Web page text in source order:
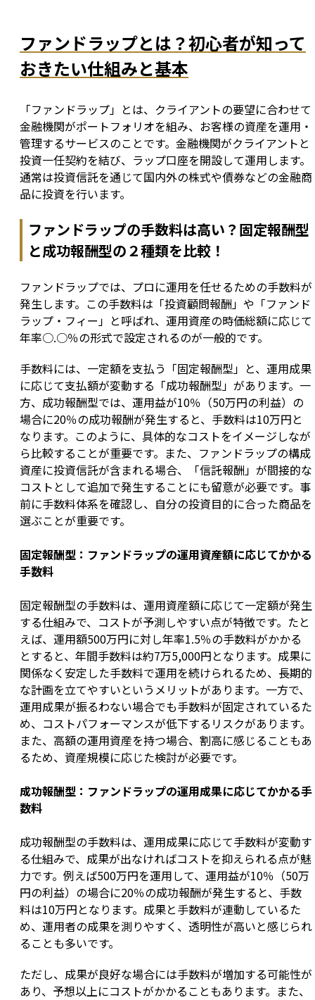
ファンドラップとは？初心者が知って
おきたい仕組みと基本
「ファンドラップ」とは、クライアントの要望に合わせて
金融機関がポートフォリオを組み、お客様の資産を運用・
管理するサービスのことです。金融機関がクライアントと
投資一任契約を結び、ラップ口座を開設して運用します。
通常は投資信託を通じて国内外の株式や債券などの金融商
品に投資を行います。
ファンドラップの手数料は高い？固定報酬型
と成功報酬型の２種類を比較！
ファンドラップでは、プロに運用を任せるための手数料が
発生します。この手数料は「投資顧問報酬」や「ファンド
ラップ・フィー」と呼ばれ、運用資産の時価総額に応じて
年率○.○％の形式で設定されるのが一般的です。
手数料には、一定額を支払う「固定報酬型」と、運用成果
に応じて支払額が変動する「成功報酬型」があります。一
方、成功報酬型では、運用益が10％（50万円の利益）の
場合に20％の成功報酬が発生すると、手数料は10万円と
なります。このように、具体的なコストをイメージしなが
ら比較することが重要です。また、ファンドラップの構成
資産に投資信託が含まれる場合、「信託報酬」が間接的な
コストとして追加で発生することにも留意が必要です。事
前に手数料体系を確認し、自分の投資目的に合った商品を
選ぶことが重要です。
固定報酬型：ファンドラップの運用資産額に応じてかかる
手数料
固定報酬型の手数料は、運用資産額に応じて一定額が発生
する仕組みで、コストが予測しやすい点が特徴です。たと
えば、運用額500万円に対し年率1.5％の手数料がかかる
とすると、年間手数料は約7万5,000円となります。成果に
関係なく安定した手数料で運用を続けられるため、長期的
な計画を立てやすいというメリットがあります。一方で、
運用成果が振るわない場合でも手数料が固定されているた
め、コストパフォーマンスが低下するリスクがあります。
また、高額の運用資産を持つ場合、割高に感じることもあ
るため、資産規模に応じた検討が必要です。
成功報酬型：ファンドラップの運用成果に応じてかかる手
数料
成功報酬型の手数料は、運用成果に応じて手数料が変動す
る仕組みで、成果が出なければコストを抑えられる点が魅
力です。例えば500万円を運用して、運用益が10％（50万
円の利益）の場合に20％の成功報酬が発生すると、手数
料は10万円となります。成果と手数料が連動しているた
め、運用者の成果を測りやすく、透明性が高いと感じられ
ることも多いです。
ただし、成果が良好な場合には手数料が増加する可能性が
あり、予想以上にコストがかかることもあります。また、